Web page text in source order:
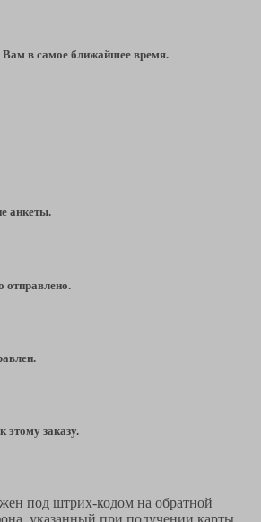
в самое ближайшее время.
анкеты.
отправлено.
этому заказу.
под штрих-кодом на обратной